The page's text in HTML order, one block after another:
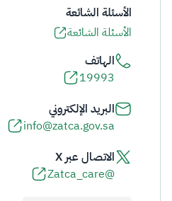
الأسئلة الشائعة
الأسئلة الشائعة
الهاتف
19993
البريد الإلكتروني
info@zatca.gov.sa
الاتصال عبر X
@Zatca_care